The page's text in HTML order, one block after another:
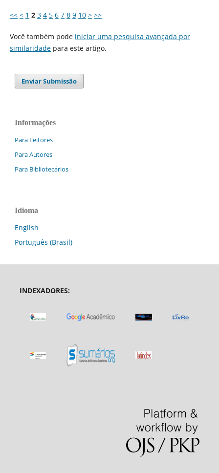
<< < 1 2 3 4 5 6 7 8 9 10 > >>
Você também pode iniciar uma pesquisa avançada por
similaridadepara este artigo.
Enviar Submissão
Informações
Para Leitores
Para Autores
Para Bibliotecários
Idioma
English
Português (Brasil)
INDEXADORES: